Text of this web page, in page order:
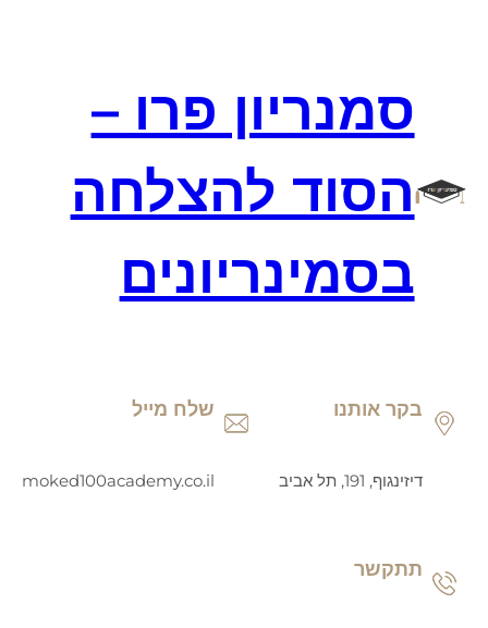
סמנריון פרו –
הסוד להצלחה
בסמינריונים
בקר אותנו
דיזינגוף, 191, תל אביב
שלח מייל
moked100academy.co.il
תתקשר